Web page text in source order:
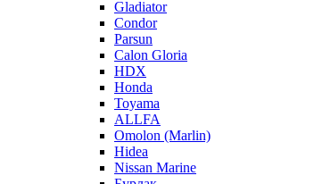
Gladiator
Condor
Parsun
Calon Gloria
HDX
Honda
Toyama
ALLFA
Omolon (Marlin)
Hidea
Nissan Marine